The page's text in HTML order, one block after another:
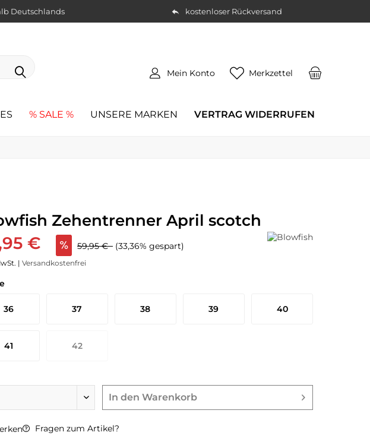
Deutschlands kostenloser Rückversand
Merkzettel
Mein Konto
% SALE % UNSERE MARKEN VERTRAG WIDERRUFEN
Zehentrenner April scotch
€ 59,95 € (33,36% gespart)
| Versandkostenfrei
36 37 38 39 40
41 42
In den Warenkorb
Fragen zum Artikel?